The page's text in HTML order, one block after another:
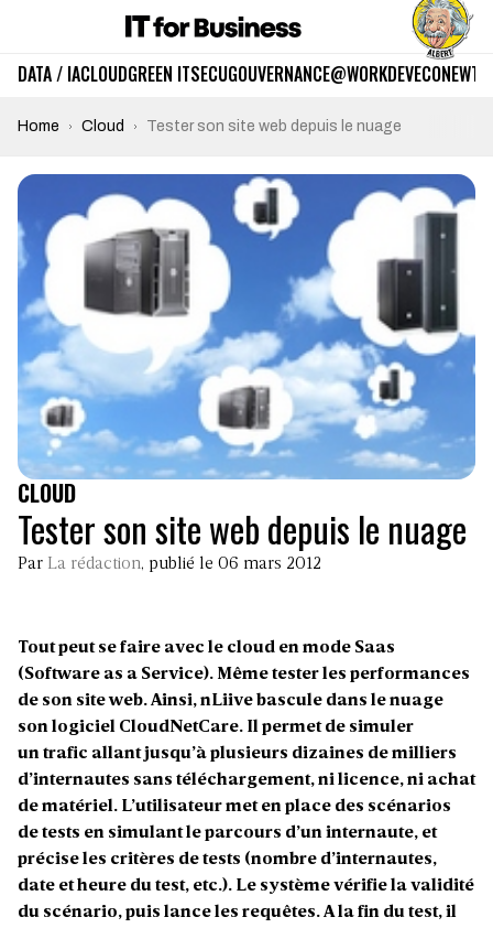
DATA / IACLOUDGREEN ITSECUGOUVERNANCE@WORKDEVECO
Home Cloud Tester son site web depuis le nuage
CLOUD
Tester son site web depuis le nuage
Par La rédaction, publié le 06 mars 2012
Tout peut se faire avec le cloud en mode Saas
(Software as a Service). Même tester les performances
de son site web. Ainsi, nLiive bascule dans le nuage
son logiciel CloudNetCare. Il permet de simuler
un trafic allant jusqu’à plusieurs dizaines de milliers
d’internautes sans téléchargement, ni licence, ni achat
de matériel. L’utilisateur met en place des scénarios
de tests en simulant le parcours d’un internaute, et
précise les critères de tests (nombre d’internautes,
date et heure du test, etc.). Le système vérifie la validité
du scénario, puis lance les requêtes. A la fin du test, il